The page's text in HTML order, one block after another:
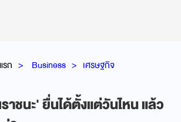
รก Business เศรษฐกิจ
าชนะ' ยื่นได้ตั้งแต่วันไหน แล้ว